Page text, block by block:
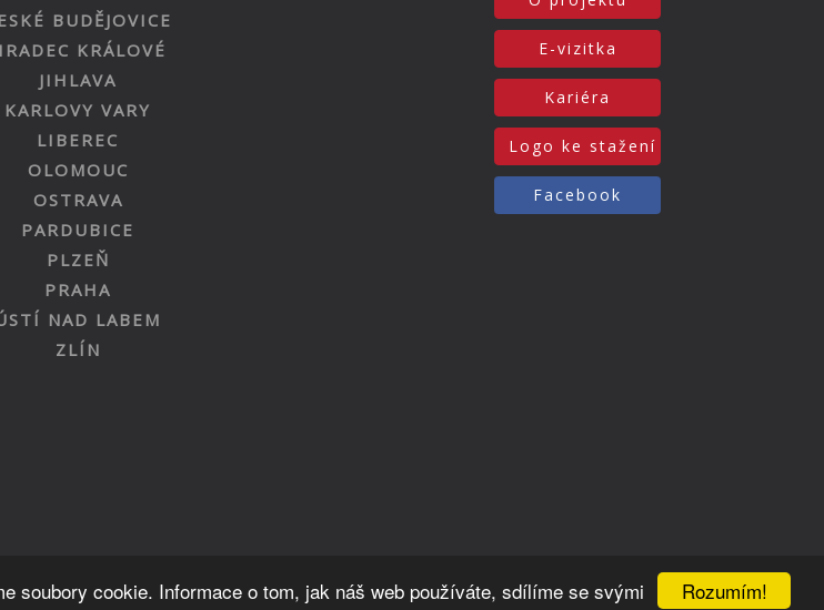
Rozumím!
cookie. Informace o tom, jak náš web používáte, sdílíme se svými
BUDĚJOVICE
KRÁLOVÉ
JIHLAVA
KARLOVY VARY
LIBEREC
OLOMOUC
OSTRAVA
PARDUBICE
PLZEŇ
PRAHA
NAD LABEM
ZLÍN
E-vizitka
Kariéra
Logo ke stažení
Facebook
Nahoru